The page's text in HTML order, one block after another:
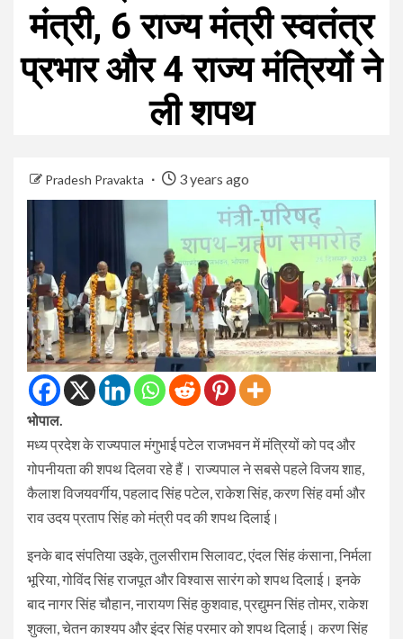
मंत्री, 6 राज्य मंत्री स्वतंत्र
प्रभार और 4 राज्य मंत्रियों ने
ली शपथ
Pradesh Pravakta 3 years ago
भोपाल.
मध्य प्रदेश के राज्यपाल मंगुभाई पटेल राजभवन में मंत्रियों को पद और
गोपनीयता की शपथ दिलवा रहे हैं। राज्यपाल ने सबसे पहले विजय शाह,
कैलाश विजयवर्गीय, पहलाद सिंह पटेल, राकेश सिंह, करण सिंह वर्मा और
राव उदय प्रताप सिंह को मंत्री पद की शपथ दिलाई।
इनके बाद संपतिया उइके, तुलसीराम सिलावट, एंदल सिंह कंसाना, निर्मला
भूरिया, गोविंद सिंह राजपूत और विश्वास सारंग को शपथ दिलाई। इनके
बाद नागर सिंह चौहान, नारायण सिंह कुशवाह, प्रद्युमन सिंह तोमर, राकेश
शुक्ला, चेतन काश्यप और इंदर सिंह परमार को शपथ दिलाई। करण सिंह